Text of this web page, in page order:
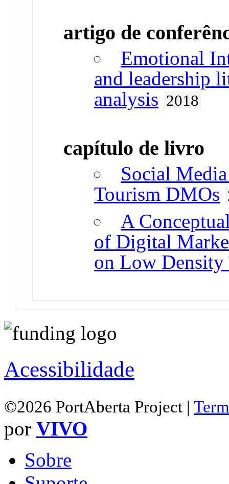
artigo de
Emotional
and leadership
analysis 2018
capítulo de livro
Social
Tourism DMOs
A
of Digital
on Low Density
Acessibilidade
©2026 PortAberta Project |
por VIVO
Sobre